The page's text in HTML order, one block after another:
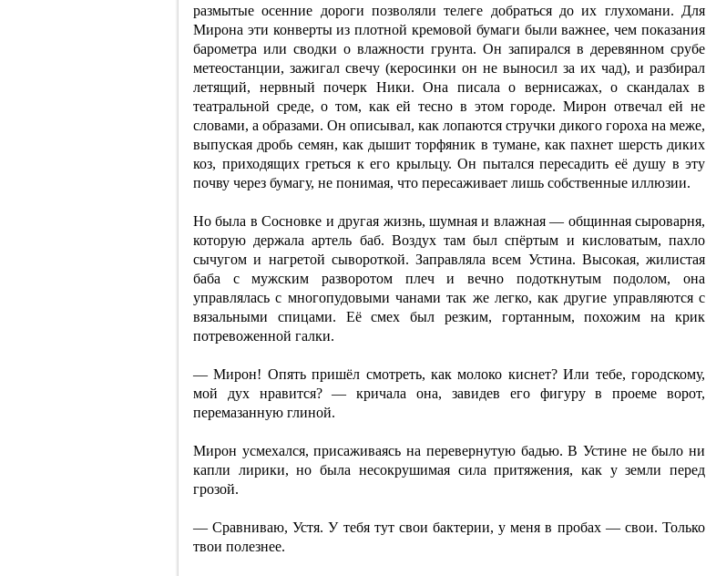
размытые осенние дороги позволяли телеге добраться до их глухомани. Для
Мирона эти конверты из плотной кремовой бумаги были важнее, чем показания
барометра или сводки о влажности грунта. Он запирался в деревянном срубе
метеостанции, зажигал свечу (керосинки он не выносил за их чад), и разбирал
летящий, нервный почерк Ники. Она писала о вернисажах, о скандалах в
театральной среде, о том, как ей тесно в этом городе. Мирон отвечал ей не
словами, а образами. Он описывал, как лопаются стручки дикого гороха на меже,
выпуская дробь семян, как дышит торфяник в тумане, как пахнет шерсть диких
коз, приходящих греться к его крыльцу. Он пытался пересадить её душу в эту
почву через бумагу, не понимая, что пересаживает лишь собственные иллюзии.
Но была в Сосновке и другая жизнь, шумная и влажная — общинная сыроварня,
которую держала артель баб. Воздух там был спёртым и кисловатым, пахло
сычугом и нагретой сывороткой. Заправляла всем Устина. Высокая, жилистая
баба с мужским разворотом плеч и вечно подоткнутым подолом, она
управлялась с многопудовыми чанами так же легко, как другие управляются с
вязальными спицами. Её смех был резким, гортанным, похожим на крик
потревоженной галки.
— Мирон! Опять пришёл смотреть, как молоко киснет? Или тебе, городскому,
мой дух нравится? — кричала она, завидев его фигуру в проеме ворот,
перемазанную глиной.
Мирон усмехался, присаживаясь на перевернутую бадью. В Устине не было ни
капли лирики, но была несокрушимая сила притяжения, как у земли перед
грозой.
— Сравниваю, Устя. У тебя тут свои бактерии, у меня в пробах — свои. Только
твои полезнее.